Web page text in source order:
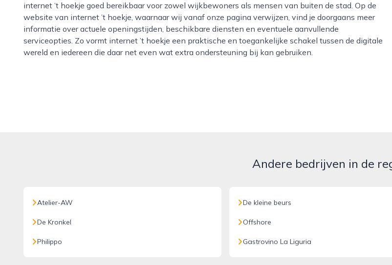
internet ’t hoekje goed bereikbaar voor zowel wijkbewoners als mensen van buiten de stad. Op de
website van internet ’t hoekje, waarnaar wij vanaf onze pagina verwijzen, vind je doorgaans meer
informatie over actuele openingstijden, beschikbare diensten en eventuele aanvullende
serviceopties. Zo vormt internet ’t hoekje een praktische en toegankelijke schakel tussen de digitale
wereld en iedereen die daar net even wat extra ondersteuning bij kan gebruiken.
Andere bedrijven in de
Atelier-AW
De Kronkel
Philippo
De kleine beurs
Offshore
Gastrovino La Liguria